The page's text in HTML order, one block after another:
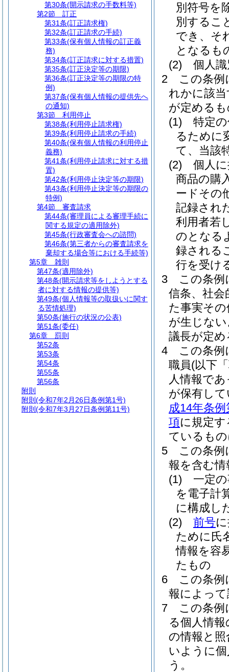
別符号を
別するこ
でき、そ
となるも
(2)
個人
2
この条例
れかに該
が定める
(1)
特定
るために
て、当該
(2)
個人
商品の購
ードその
記録され
利用者若
のとなる
録される
行を受け
3
この条例
信条、社会
た事実そ
が生じな
議長が定
4
この条例
職員(以下
人情報で
が保有し
成14年条
項に規定
ているも
5
この条例
報を含む
(1)
一定
を電子計
に構成し
(2)
前号
ために氏
情報を容
たもの
6
この条例
報によっ
7
この条例
る個人情
の情報と
いように
う。
第30条(開示請求の手数料等)
第2節
訂正
第31条(訂正請求権)
第32条(訂正請求の手続)
第33条(保有個人情報の訂正義
務)
第34条(訂正請求に対する措置)
第35条(訂正決定等の期限)
第36条(訂正決定等の期限の特
例)
第37条(保有個人情報の提供先へ
の通知)
第3節
利用停止
第38条(利用停止請求権)
第39条(利用停止請求の手続)
第40条(保有個人情報の利用停止
義務)
第41条(利用停止請求に対する措
置)
第42条(利用停止決定等の期限)
第43条(利用停止決定等の期限の
特例)
第4節
審査請求
第44条(審理員による審理手続に
関する規定の適用除外)
第45条(行政審査会への諮問)
第46条(第三者からの審査請求を
棄却する場合等における手続等)
第5章
雑則
第47条(適用除外)
第48条(開示請求等をしようとする
者に対する情報の提供等)
第49条(個人情報等の取扱いに関す
る苦情処理)
第50条(施行の状況の公表)
第51条(委任)
第6章
罰則
第52条
第53条
第54条
第55条
第56条
附則
附則 (令和7年2月26日条例第1号)
附則 (令和7年3月27日条例第11号)